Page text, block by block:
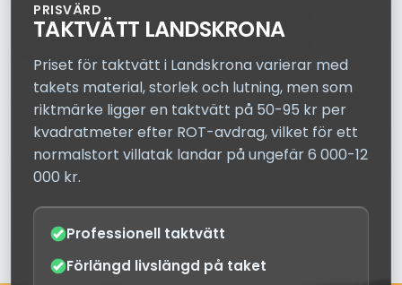
PRISVÄRD
TAKTVÄTT LANDSKRONA
Priset för taktvätt i Landskrona varierar med
takets material, storlek och lutning, men som
riktmärke ligger en taktvätt på 50-95 kr per
kvadratmeter efter ROT-avdrag, vilket för ett
normalstort villatak landar på ungefär 6 000-12
000 kr.
Professionell taktvätt
Förlängd livslängd på taket